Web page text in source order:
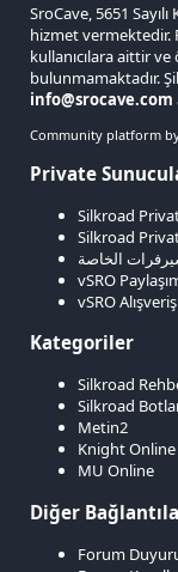
SroCave, 5651
hizmet vermektedir.
kullanıcılara aittir
bulunmamaktadır.
info@srocave.com
Community platform
Private
Silkroad
Silkroad
الخاصة
vSRO
vSRO
Kategoriler
Silkroad
Silkroad
Metin2
Knight Online
MU Online
Diğer
Forum